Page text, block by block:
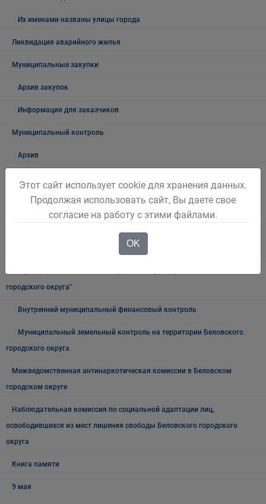
Их именами названы улицы города
Ликвидация аварийного жилья
Муниципальные закупки
Архив закупок
Информация для заказчиков
Муниципальный контроль
Архив
хозяйстве в границах Беловского городского округа
Муниципальный жилищный контроль на территории Беловского
городского округа"
Внутренний муниципальный финансовый контроль
Муниципальный земельный контроль на территории Беловского
городского округа
Межведомственная антинаркотическая комиссии в Беловском
городском округе
Наблюдательная комиссия по социальной адаптации лиц,
освободившихся из мест лишения свободы Беловского городского
округа
Книга памяти
9 мая
Этот сайт использует cookie для хранения данных.
Продолжая использовать сайт, Вы даете свое
согласие на работу с этими файлами.
OK